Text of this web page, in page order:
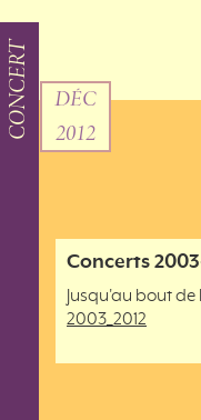
CONCERT
DÉC
2012
Concerts
Jusqu'au bout de
2003_2012